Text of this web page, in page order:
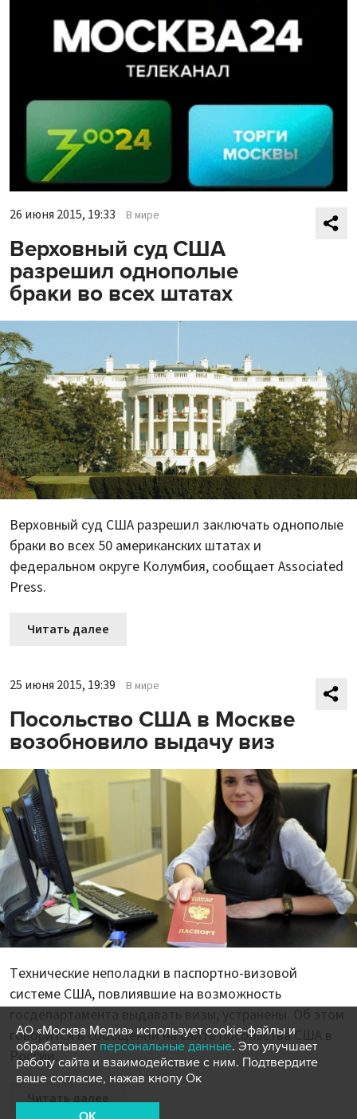
26 июня 2015, 19:33 В мире
Верховный суд США
разрешил однополые
браки во всех штатах
Верховный суд США разрешил заключать однополые
браки во всех 50 американских штатах и
федеральном округе Колумбия, сообщает Associated
Press.
Читать далее
25 июня 2015, 19:39 В мире
Посольство США в Москве
возобновило выдачу виз
Технические неполадки в паспортно-визовой
системе США, повлиявшие на возможность
говорится в сообщении на сайте посольства США в
России.
Читать далее
АО «Москва Медиа» использует cookie-файлы и
обрабатывает персональные данные. Это улучшает
работу сайта и взаимодействие с ним. Подтвердите
ваше согласие, нажав кнопу Ок